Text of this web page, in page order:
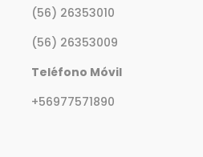
(56) 26353010
(56) 26353009
Teléfono Móvil
+56977571890